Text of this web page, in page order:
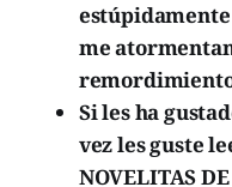
me
Si les ha
vez les guste
NOVELITAS